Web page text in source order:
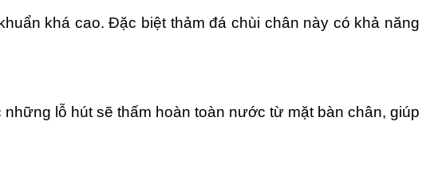
khá cao. Đặc biệt thảm đá chùi chân này có khả năng
lỗ hút sẽ thấm hoàn toàn nước từ mặt bàn chân, giúp